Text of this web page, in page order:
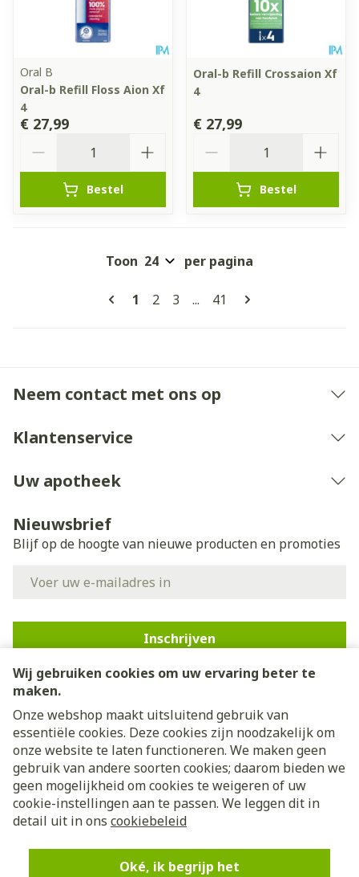
Wij gebruiken cookies om uw ervaring beter te
maken.
Onze webshop maakt uitsluitend gebruik van
essentiële cookies. Deze cookies zijn noodzakelijk om
onze website te laten functioneren. We maken geen
gebruik van andere soorten cookies; daarom bieden we
geen mogelijkheid om cookies te weigeren of uw
cookie-instellingen aan te passen. We leggen dit in
detail uit in ons cookiebeleid
Oké, ik begrijp het
Oral B
Oral-b Refill Floss Aion Xf
4
€ 27,99
Bestel
Oral-b Refill Crossaion Xf
4
€ 27,99
Bestel
Pagina's
U lees momenteel pagina
1 Pagina
2 Pagina
3 ... Pagina
41
Toon per pagina
Neem contact met ons op
Klantenservice
Uw apotheek
Nieuwsbrief
Blijf op de hoogte van nieuwe producten en promoties
Inschrijven
Door op inschrijven te klikken, schrijft u zich in voor onze
nieuwsbrief en gaat u akkoord met onze
Juridische links